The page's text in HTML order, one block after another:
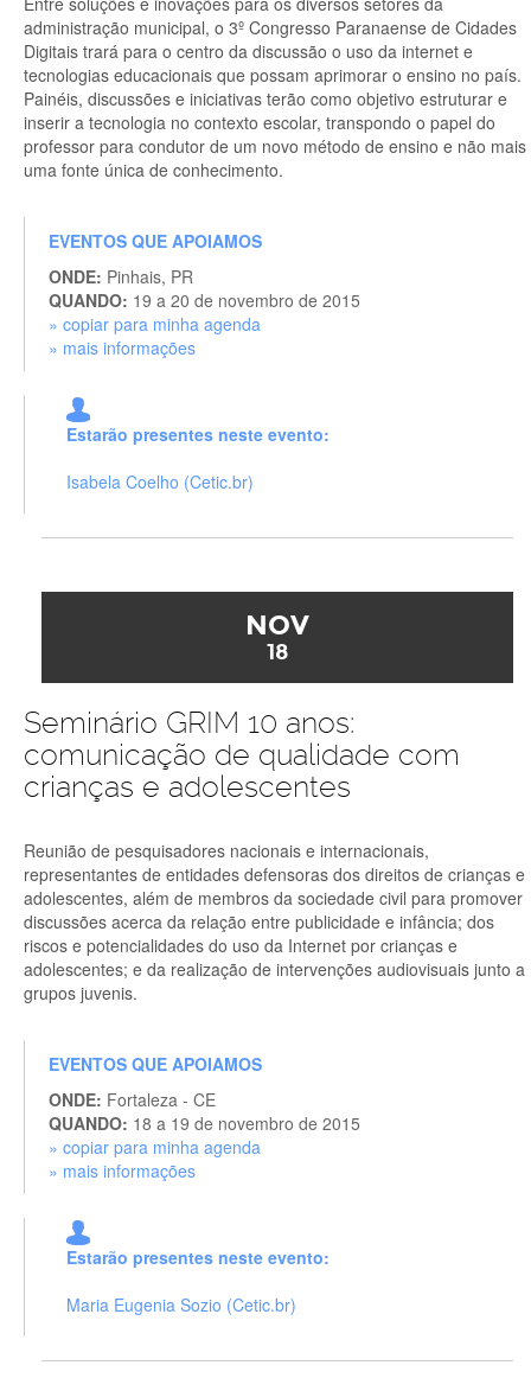
administração municipal, o 3º Congresso Paranaense de Cidades
Digitais trará para o centro da discussão o uso da internet e
tecnologias educacionais que possam aprimorar o ensino no país.
Painéis, discussões e iniciativas terão como objetivo estruturar e
inserir a tecnologia no contexto escolar, transpondo o papel do
professor para condutor de um novo método de ensino e não mais
uma fonte única de conhecimento.
EVENTOS QUE APOIAMOS
ONDE: Pinhais, PR
QUANDO: 19 a 20 de novembro de 2015
» copiar para minha agenda
» mais informações
Estarão presentes neste evento:
Isabela Coelho (Cetic.br)
NOV
18
Seminário GRIM 10 anos:
comunicação de qualidade com
crianças e adolescentes
Reunião de pesquisadores nacionais e internacionais,
representantes de entidades defensoras dos direitos de crianças e
adolescentes, além de membros da sociedade civil para promover
discussões acerca da relação entre publicidade e infância; dos
riscos e potencialidades do uso da Internet por crianças e
adolescentes; e da realização de intervenções audiovisuais junto a
grupos juvenis.
EVENTOS QUE APOIAMOS
ONDE: Fortaleza - CE
QUANDO: 18 a 19 de novembro de 2015
» copiar para minha agenda
» mais informações
Estarão presentes neste evento:
Maria Eugenia Sozio (Cetic.br)